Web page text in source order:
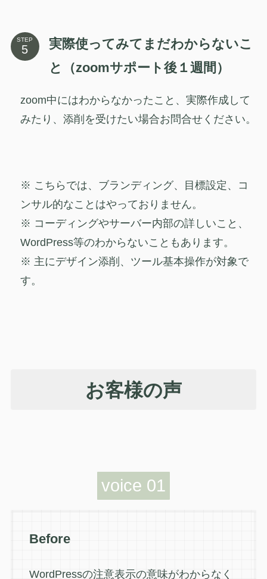
STEP
実際使ってみてまだわからないこ
と（zoomサポート後１週間）
zoom中にはわからなかったこと、実際作成して
みたり、添削を受けたい場合お問合せください。
※ こちらでは、ブランディング、目標設定、コ
ンサル的なことはやっておりません。
※ コーディングやサーバー内部の詳しいこと、
WordPress等のわからないこともあります。
※ 主にデザイン添削、ツール基本操作が対象で
す。
お客様の声
voice 01
Before
WordPressの注意表示の意味がわからなく